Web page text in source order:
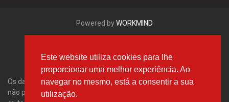
Este website utiliza cookies para lhe
proporcionar uma melhor experiência. Ao
navegar no mesmo, está a consentir a sua
utilização.
Powered byWORKMIND
Os dados aqui apresentados, em especial a base de dados inteira,
não podem ser copiados. É proibido reproduzir, distribuir os dados